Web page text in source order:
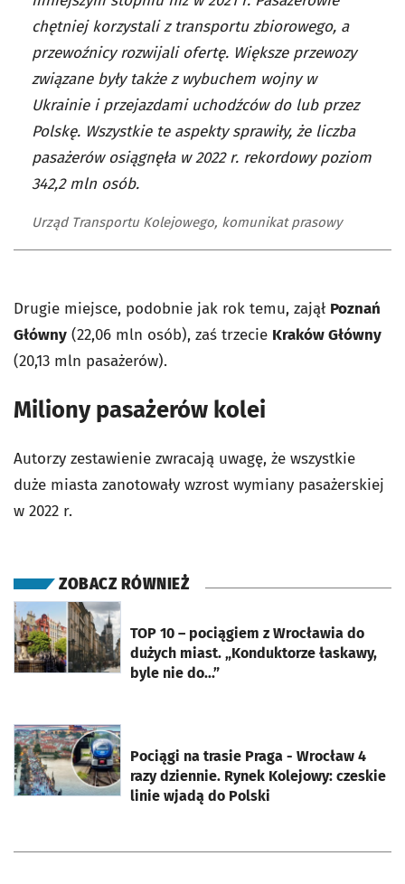
chętniej korzystali z transportu zbiorowego, a
przewoźnicy rozwijali ofertę. Większe przewozy
związane były także z wybuchem wojny w
Ukrainie i przejazdami uchodźców do lub przez
Polskę. Wszystkie te aspekty sprawiły, że liczba
pasażerów osiągnęła w 2022 r. rekordowy poziom
342,2 mln osób.
Urząd Transportu Kolejowego, komunikat prasowy
Drugie miejsce, podobnie jak rok temu, zajął Poznań
Główny (22,06 mln osób), zaś trzecie Kraków Główny
(20,13 mln pasażerów).
Miliony pasażerów kolei
Autorzy zestawienie zwracają uwagę, że wszystkie
duże miasta zanotowały wzrost wymiany pasażerskiej
w 2022 r.
ZOBACZ RÓWNIEŻ
TOP 10 – pociągiem z Wrocławia do
dużych miast. „Konduktorze łaskawy,
byle nie do...”
otworzy się w nowej karcie
Pociągi na trasie Praga - Wrocław 4
razy dziennie. Rynek Kolejowy: czeskie
linie wjadą do Polski
otworzy się w nowej karcie